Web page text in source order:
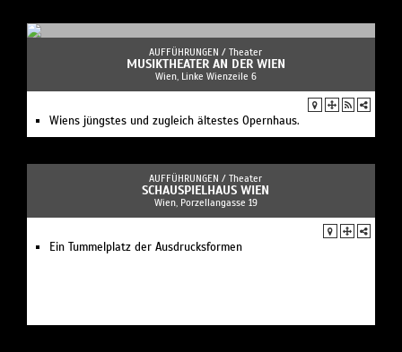
AUFFÜHRUNGEN / Theater
MUSIKTHEATER AN DER WIEN
Wien, Linke Wienzeile 6
Wiens jüngstes und zugleich ältestes Opernhaus.
AUFFÜHRUNGEN / Theater
SCHAUSPIELHAUS WIEN
Wien, Porzellangasse 19
Ein Tummelplatz der Ausdrucksformen